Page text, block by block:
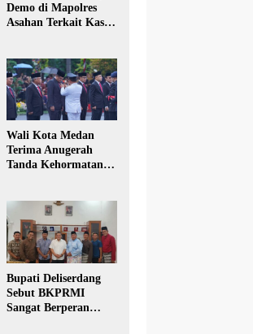
Demo di Mapolres
Asahan Terkait Kasus
Wali Kota Medan
Terima Anugerah
Tanda Kehormatan
Bupati Deliserdang
Sebut BKPRMI
Sangat Berperan